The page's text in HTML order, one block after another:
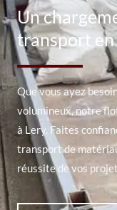
Un
transport
Que vous ayez
volumineux, notre
à Lery. Faites
transport de
réussite de vos